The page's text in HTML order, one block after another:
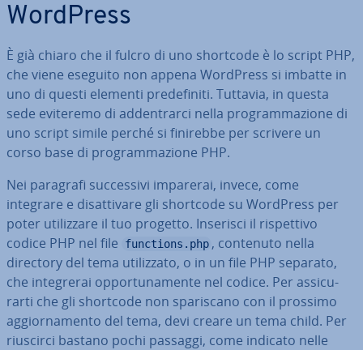
WordPress
È già chiaro che il fulcro di uno shortcode è lo script PHP,
che viene eseguito non appena WordPress si imbatte in
uno di questi elementi pre­de­fi­ni­ti. Tuttavia, in questa
sede eviteremo di ad­den­trar­ci nella pro­gram­ma­zio­ne di
uno script simile perché si finirebbe per scrivere un
corso base di pro­gram­ma­zio­ne PHP.
Nei paragrafi suc­ces­si­vi imparerai, invece, come
integrare e di­sat­ti­va­re gli shortcode su WordPress per
poter uti­liz­za­re il tuo progetto. Inserisci il ri­spet­ti­vo
codice PHP nel file
functions.php , contenuto nella
directory del tema uti­liz­za­to, o in un file PHP separato,
che in­te­gre­rai op­por­tu­na­men­te nel codice. Per as­si­cu­
rar­ti che gli shortcode non spa­ri­sca­no con il prossimo
ag­gior­na­men­to del tema, devi creare un tema child. Per
riuscirci bastano pochi passaggi, come indicato nelle